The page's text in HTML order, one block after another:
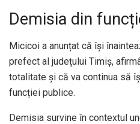
Demisia din
Micicoi a anunțat că își
prefect al județului Timiș,
totalitate și că va continua să
funcției publice.
Demisia survine în contextul